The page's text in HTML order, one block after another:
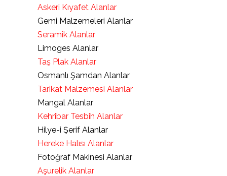
Askeri Kıyafet Alanlar
Gemi Malzemeleri Alanlar
Seramik Alanlar
Limoges Alanlar
Taş Plak Alanlar
Osmanlı Şamdan Alanlar
Tarikat Malzemesi Alanlar
Mangal Alanlar
Kehribar Tesbih Alanlar
Hilye-i Şerif Alanlar
Hereke Halısı Alanlar
Fotoğraf Makinesi Alanlar
Aşurelik Alanlar